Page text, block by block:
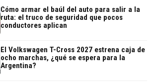
Cómo armar el baúl del auto para salir a la
ruta: el truco de seguridad que pocos
conductores aplican
El Volkswagen T-Cross 2027 estrena caja de
ocho marchas, ¿qué se espera para la
Argentina?